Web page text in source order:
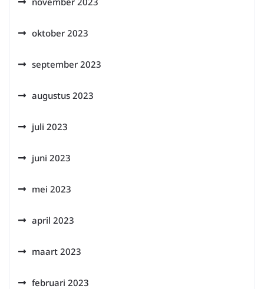
oktober 2023
september 2023
augustus 2023
juli 2023
juni 2023
mei 2023
april 2023
maart 2023
februari 2023